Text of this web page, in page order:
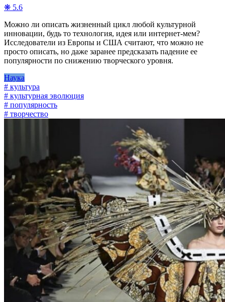
❋ 5.6
Можно ли описать жизненный цикл любой культурной
инновации, будь то технология, идея или интернет-мем?
Исследователи из Европы и США считают, что можно не
просто описать, но даже заранее предсказать падение ее
популярности по снижению творческого уровня.
Наука
# культура
# культурная эволюция
# популярность
# творчество